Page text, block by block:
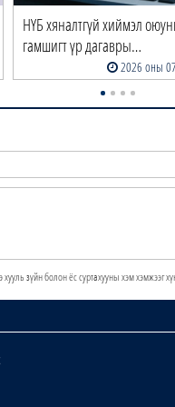
НҮБ хяналтгүй хиймэл
гамшигт үр дагавры…
2026 оны
хууль зүйн болон ёс суртахууны хэм хэмжээг